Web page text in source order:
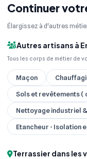
Continuer
Élargissez à d'autres
Autres artisans à
Tous les corps de métier de
Maçon
Sols et revêtements (
Nettoyage industriel
Etancheur - Isolation
Terrassier dans les